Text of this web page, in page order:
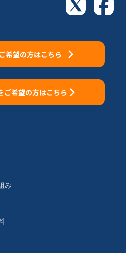
希望の方はこちら
ご希望の方はこちら
み